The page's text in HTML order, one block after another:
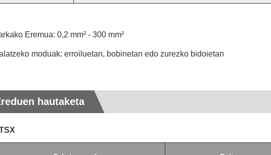
Eremua: 0,2 mm² - 300 mm²
moduak: erroiluetan, bobinetan edo zurezko bidoietan
hautaketa